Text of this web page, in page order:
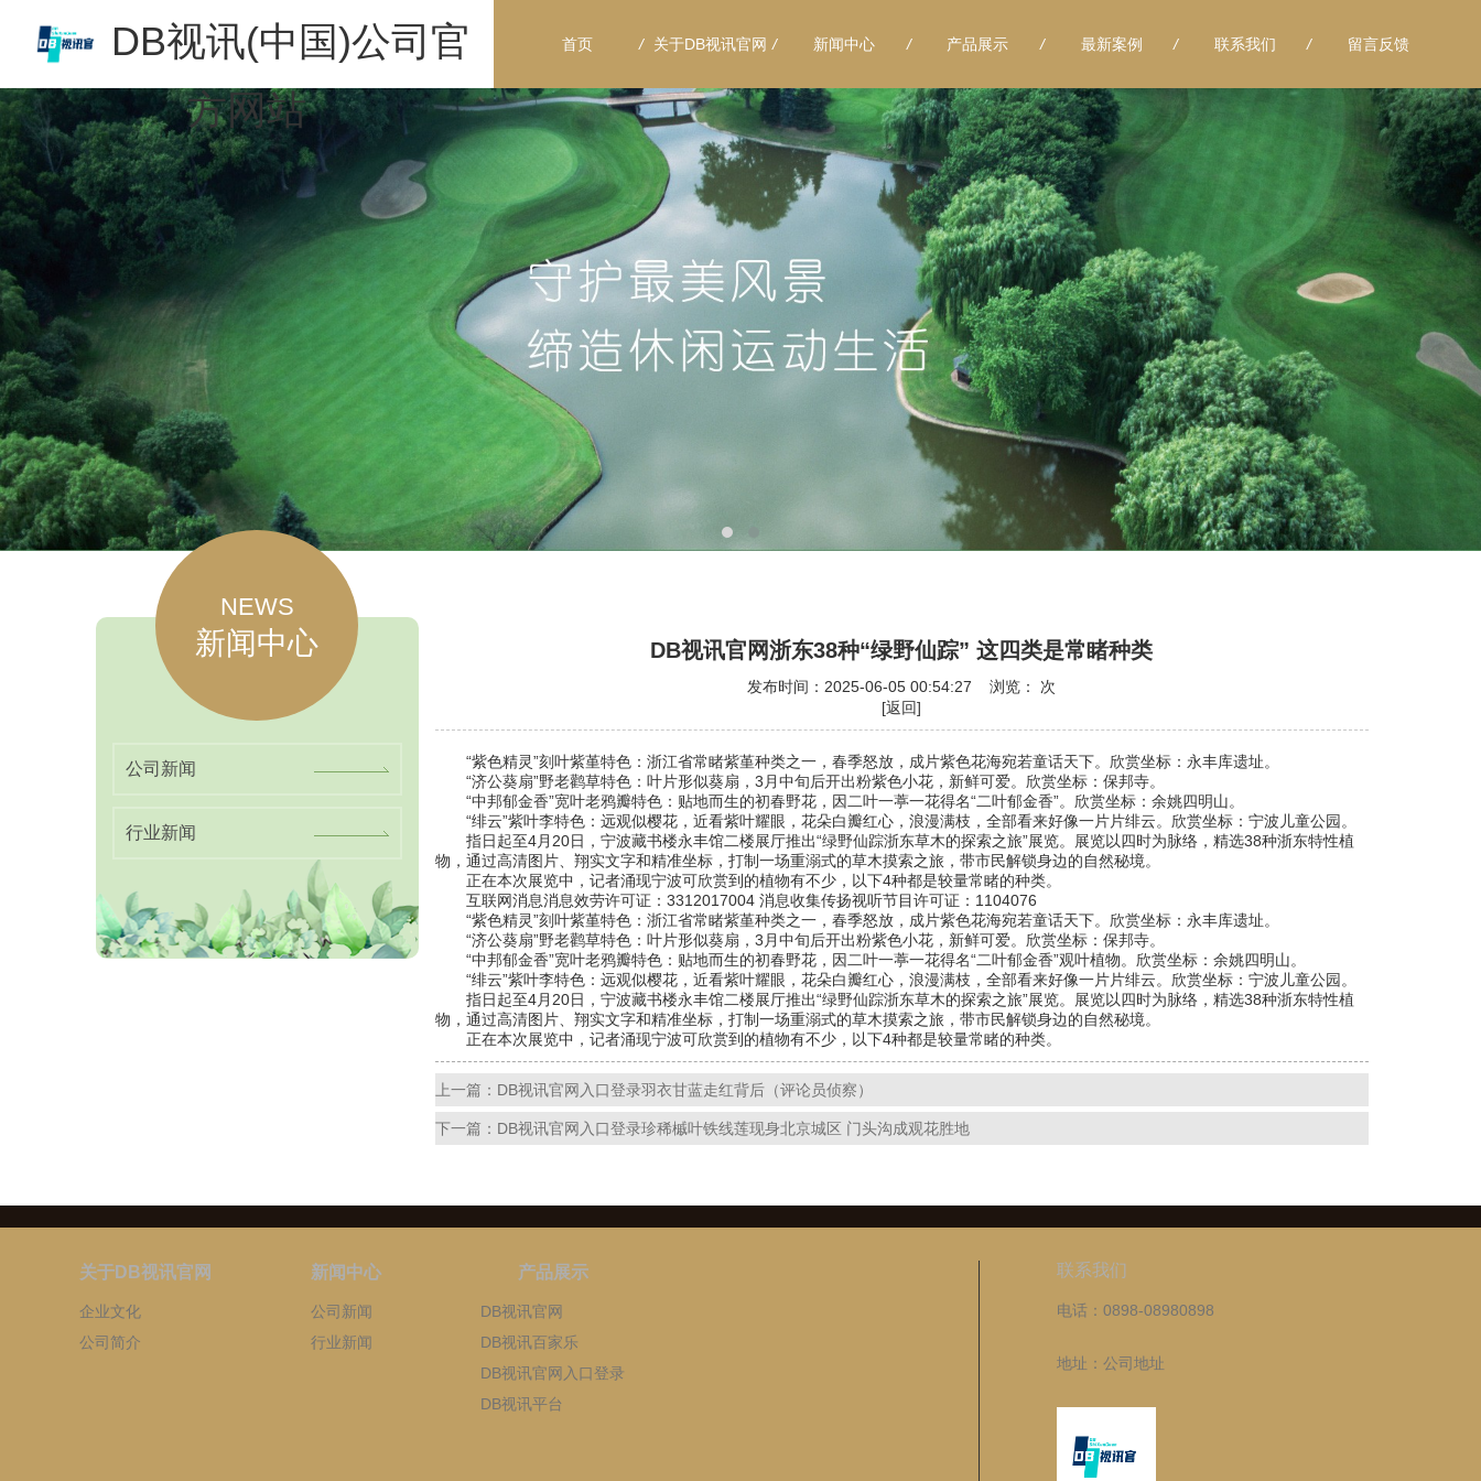
DB视讯(中国)公司官
方网站
/
首页 /
关于DB视讯官网 /
新闻中心 /
产品展示 /
最新案例 /
联系我们 留言反馈
NEWS
新闻中心
公司新闻
行业新闻
DB视讯官网浙东38种“绿野仙踪” 这四类是常睹种类
发布时间：2025-06-05 00:54:27 浏览：
次
[返回]
“紫色精灵”刻叶紫堇特色：浙江省常睹紫堇种类之一，春季怒放，成片紫色花海宛若童话天下。欣赏坐标：永丰库遗址。
“济公葵扇”野老鹳草特色：叶片形似葵扇，3月中旬后开出粉紫色小花，新鲜可爱。欣赏坐标：保邦寺。
“中邦郁金香”宽叶老鸦瓣特色：贴地而生的初春野花，因二叶一葶一花得名“二叶郁金香”。欣赏坐标：余姚四明山。
“绯云”紫叶李特色：远观似樱花，近看紫叶耀眼，花朵白瓣红心，浪漫满枝，全部看来好像一片片绯云。欣赏坐标：宁波儿童公园。
指日起至4月20日，宁波藏书楼永丰馆二楼展厅推出“绿野仙踪浙东草木的探索之旅”展览。展览以四时为脉络，精选38种浙东特性植
物，通过高清图片、翔实文字和精准坐标，打制一场重溺式的草木摸索之旅，带市民解锁身边的自然秘境。
正在本次展览中，记者涌现宁波可欣赏到的植物有不少，以下4种都是较量常睹的种类。
互联网消息消息效劳许可证：3312017004 消息收集传扬视听节目许可证：1104076
“紫色精灵”刻叶紫堇特色：浙江省常睹紫堇种类之一，春季怒放，成片紫色花海宛若童话天下。欣赏坐标：永丰库遗址。
“济公葵扇”野老鹳草特色：叶片形似葵扇，3月中旬后开出粉紫色小花，新鲜可爱。欣赏坐标：保邦寺。
“中邦郁金香”宽叶老鸦瓣特色：贴地而生的初春野花，因二叶一葶一花得名“二叶郁金香”观叶植物。欣赏坐标：余姚四明山。
“绯云”紫叶李特色：远观似樱花，近看紫叶耀眼，花朵白瓣红心，浪漫满枝，全部看来好像一片片绯云。欣赏坐标：宁波儿童公园。
指日起至4月20日，宁波藏书楼永丰馆二楼展厅推出“绿野仙踪浙东草木的探索之旅”展览。展览以四时为脉络，精选38种浙东特性植
物，通过高清图片、翔实文字和精准坐标，打制一场重溺式的草木摸索之旅，带市民解锁身边的自然秘境。
正在本次展览中，记者涌现宁波可欣赏到的植物有不少，以下4种都是较量常睹的种类。
上一篇：DB视讯官网入口登录羽衣甘蓝走红背后（评论员侦察）
下一篇：DB视讯官网入口登录珍稀槭叶铁线莲现身北京城区 门头沟成观花胜地
关于DB视讯官网
企业文化
公司简介
新闻中心
公司新闻
行业新闻
产品展示
DB视讯官网
DB视讯百家乐
DB视讯官网入口登录
DB视讯平台
联系我们
电话：0898-08980898
地址：公司地址